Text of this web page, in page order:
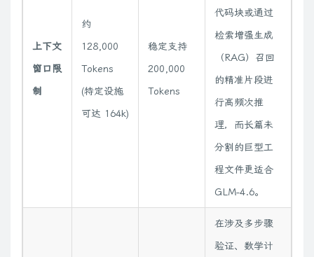
上下文
窗口限
制
约
128,000
Tokens
(特定设施
可达 164k)
稳定支持
200,000
Tokens
代码块或通过
检索增强生成
（RAG）召回
的精准片段进
行高频次推
理，而长篇未
分割的巨型工
程文件更适合
GLM-4.6。
在涉及多步骤
验证、数学计